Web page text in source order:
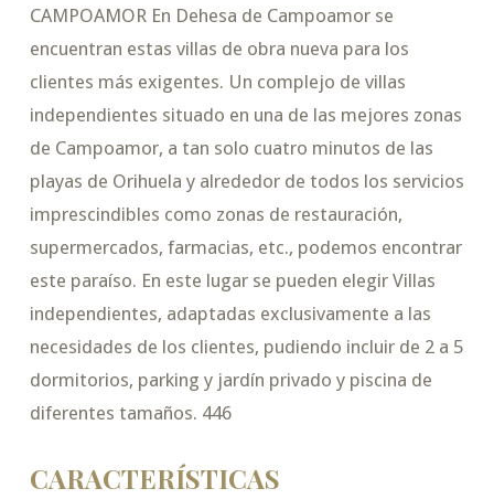
CAMPOAMOR En Dehesa de Campoamor se
encuentran estas villas de obra nueva para los
clientes más exigentes. Un complejo de villas
independientes situado en una de las mejores zonas
de Campoamor, a tan solo cuatro minutos de las
playas de Orihuela y alrededor de todos los servicios
imprescindibles como zonas de restauración,
supermercados, farmacias, etc., podemos encontrar
este paraíso. En este lugar se pueden elegir Villas
independientes, adaptadas exclusivamente a las
necesidades de los clientes, pudiendo incluir de 2 a 5
dormitorios, parking y jardín privado y piscina de
diferentes tamaños. 446
CARACTERÍSTICAS